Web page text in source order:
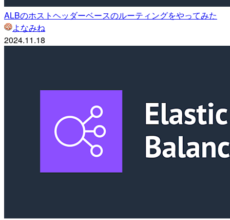
ALBのホストヘッダーベースのルーティングをやってみた
よなみね
2024.11.18